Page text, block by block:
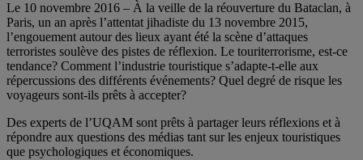
Le 10 novembre 2016 – À la veille de la réouverture du Bataclan, à
Paris, un an après l’attentat jihadiste du 13 novembre 2015,
l’engouement autour des lieux ayant été la scène d’attaques
terroristes soulève des pistes de réflexion. Le touriterrorisme, est-ce
tendance? Comment l’industrie touristique s’adapte-t-elle aux
répercussions des différents événements? Quel degré de risque les
voyageurs sont-ils prêts à accepter?
Des experts de l’UQAM sont prêts à partager leurs réflexions et à
répondre aux questions des médias tant sur les enjeux touristiques
que psychologiques et économiques.